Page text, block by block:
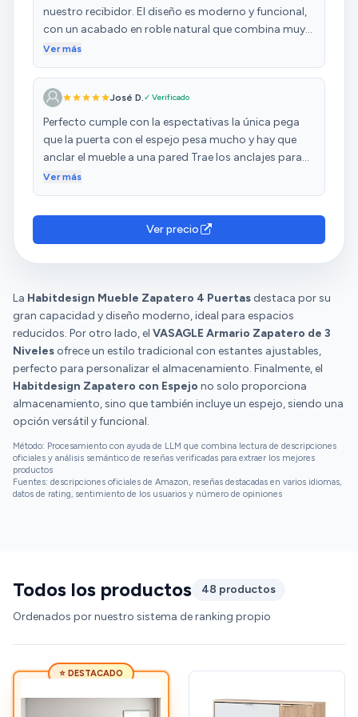
nuestro recibidor. El diseño es moderno y funcional,
con un acabado en roble natural que combina muy
bien con el resto de la decoración. Además, el espejo
día. Tiene capacidad para bastantes pares (unos 12–
16 dependiendo del tamaño) y el sistema de apertura
abatible es cómodo. Al ser tan estrecho (solo 20 cm
de fondo), no ocupa apenas espacio, pero cumple
perfectamente su función. El montaje requiere algo
necesitas un mueble bonito y práctico para tener los
Ver más
José D. ✓ Verificado
Perfecto cumple con la espectativas la única pega
que la puerta con el espejo pesa mucho y hay que
anclar el mueble a una pared Trae los anclajes para
pared incluidos
Ver más
Ver precio
La Habitdesign Mueble Zapatero 4 Puertas destaca por su
gran capacidad y diseño moderno, ideal para espacios
reducidos. Por otro lado, el VASAGLE Armario Zapatero de 3
Niveles ofrece un estilo tradicional con estantes ajustables,
perfecto para personalizar el almacenamiento. Finalmente, el
Habitdesign Zapatero con Espejo no solo proporciona
almacenamiento, sino que también incluye un espejo, siendo una
opción versátil y funcional.
Método: Procesamiento con ayuda de LLM que combina lectura de descripciones
oficiales y análisis semántico de reseñas verificadas para extraer los mejores
productos
Fuentes: descripciones oficiales de Amazon, reseñas destacadas en varios idiomas,
datos de rating, sentimiento de los usuarios y número de opiniones
Todos los productos
48 productos
Ordenados por nuestro sistema de ranking propio
⭐ DESTACADO